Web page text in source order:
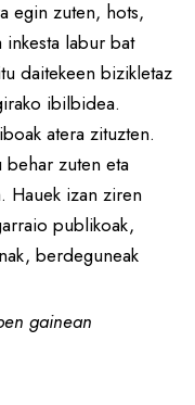
egin zuten, hots,
inkesta labur bat
daitekeen bizikletaz
ibilbidea.
atera zituzten.
zuten eta
Hauek izan ziren
publikoak,
berdeguneak
gainean